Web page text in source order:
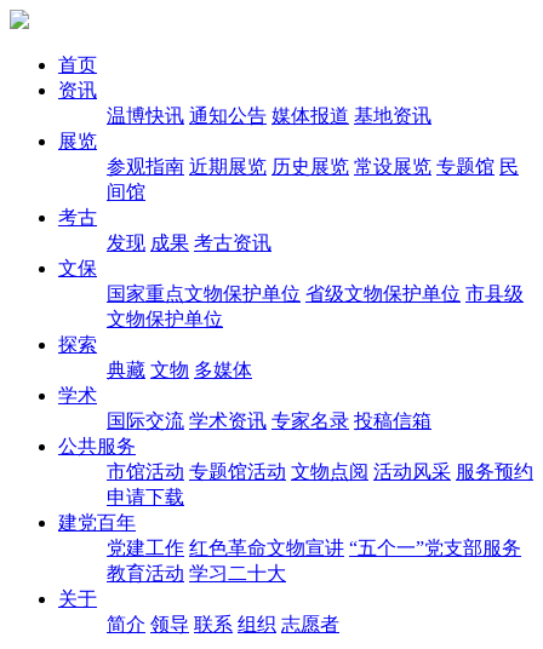
首页
资讯
温博快讯 通知公告 媒体报道 基地资讯
展览
参观指南 近期展览 历史展览 常设展览 专题馆 民
间馆
考古
发现 成果 考古资讯
文保
国家重点文物保护单位 省级文物保护单位 市县级
文物保护单位
探索
典藏 文物 多媒体
学术
国际交流 学术资讯 专家名录 投稿信箱
公共服务
市馆活动 专题馆活动 文物点阅 活动风采 服务预约
申请下载
建党百年
党建工作 红色革命文物宣讲 “五个一”党支部服务
教育活动 学习二十大
关于
简介 领导 联系 组织 志愿者